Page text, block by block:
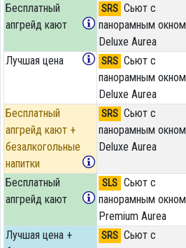
Бесплатный
апгрейд кают
SRS Сьют с
панорамным окном
Deluxe Aurea
Лучшая цена SRS Сьют с
панорамным окном
Deluxe Aurea
Бесплатный
апгрейд кают +
безалкогольные
напитки
SRS Сьют с
панорамным окном
Deluxe Aurea
Бесплатный
апгрейд кают
SLS Сьют с
панорамным окном
Premium Aurea
Лучшая цена +
SRS Сьют с